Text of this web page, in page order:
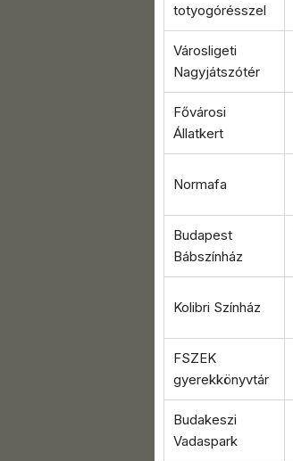
totyogórésszel
Városligeti
Nagyjátszótér
Fővárosi
Állatkert
Normafa
Budapest
Bábszínház
Kolibri Színház
FSZEK
gyerekkönyvtár
Budakeszi
Vadaspark